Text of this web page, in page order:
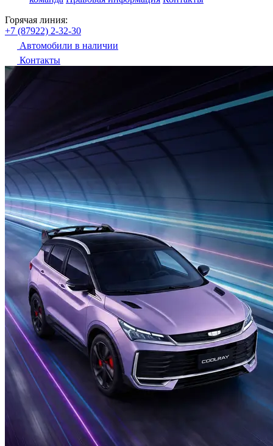
Горячая линия:
+7 (87922) 2-32-30
Автомобили в наличии
Контакты